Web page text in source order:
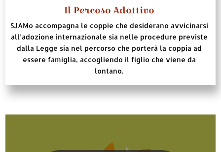
Il Percoso Adottivo
SJAMo accompagna le coppie che desiderano avvicinarsi
all’adozione internazionale sia nelle procedure previste
dalla Legge sia nel percorso che porterà la coppia ad
essere famiglia, accogliendo il figlio che viene da
lontano.